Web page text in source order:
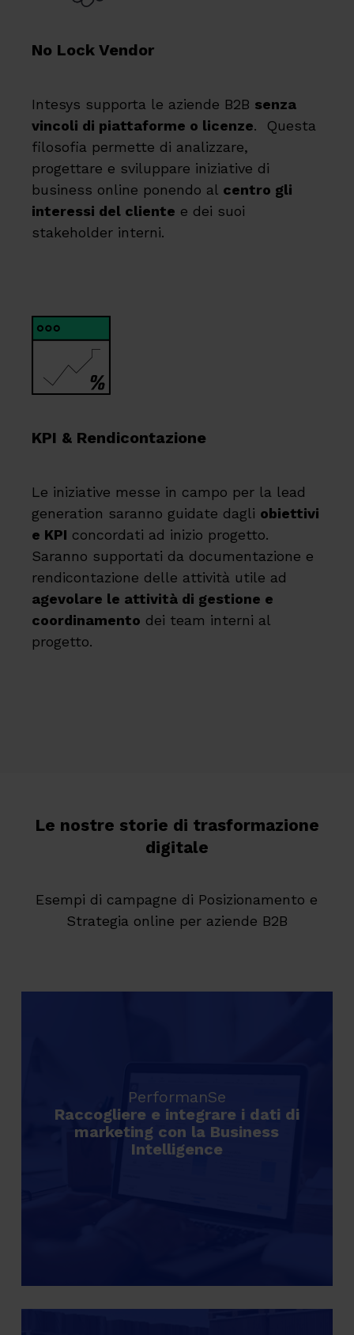
No Lock Vendor
Intesys supporta le aziende B2B senza
vincoli di piattaforme o licenze. Questa
filosofia permette di analizzare,
progettare e sviluppare iniziative di
business online ponendo al centro gli
interessi del cliente e dei suoi
stakeholder interni.
KPI & Rendicontazione
Le iniziative messe in campo per la lead
generation saranno guidate dagli obiettivi
e KPI concordati ad inizio progetto.
Saranno supportati da documentazione e
rendicontazione delle attività utile ad
agevolare le attività di gestione e
coordinamento dei team interni al
progetto.
Le nostre storie di trasformazione
digitale
Esempi di campagne di Posizionamento e
Strategia online per aziende B2B
PerformanSe
Raccogliere e integrare i dati di
marketing con la Business
Intelligence